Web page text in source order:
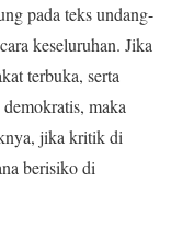
pada teks undang-
keseluruhan. Jika
terbuka, serta
maka
jika kritik di
berisiko di